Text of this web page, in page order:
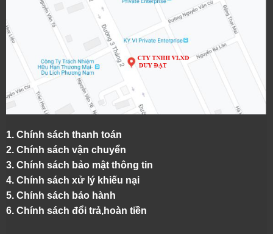
1. Chính sách thanh toán
2. Chính sách vận chuyển
3. Chính sách bảo mật thông tin
4. Chính sách xử lý khiếu nại
5. Chính sách bảo hành
6. Chính sách đổi trả,hoàn tiền